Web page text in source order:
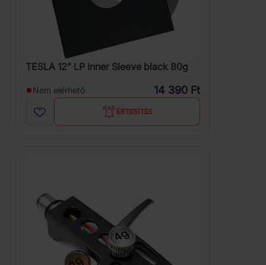
TESLA 12" LP Inner Sleeve black 80g
Nem elérhető 14 390 Ft
ÉRTESÍTÉS